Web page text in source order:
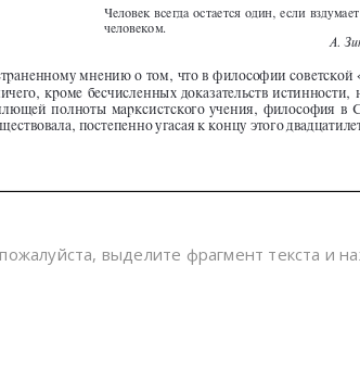
выделите фрагмент текста и